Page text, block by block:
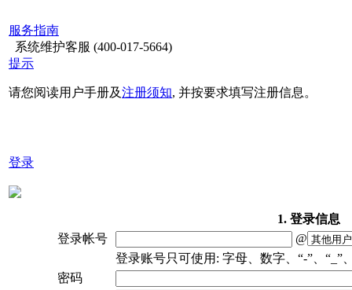
服务指南
系统维护客服 (400-017-5664)
提示
请您阅读用户手册及注册须知, 并按要求填写注册信息。
登录
1. 登录信息
登录帐号
@
登录账号只可使用: 字母、数字、“-”、“_”
密码